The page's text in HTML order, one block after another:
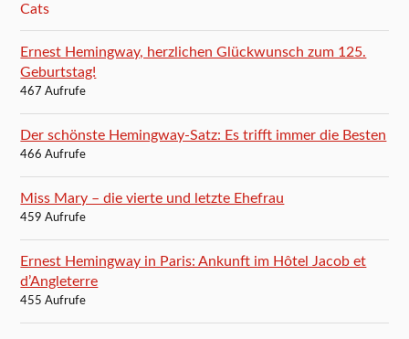
Ernest Hemingway, herzlichen Glückwunsch zum 125.
Geburtstag!
467 Aufrufe
Der schönste Hemingway-Satz: Es trifft immer die Besten
466 Aufrufe
Miss Mary – die vierte und letzte Ehefrau
459 Aufrufe
Ernest Hemingway in Paris: Ankunft im Hôtel Jacob et
d’Angleterre
455 Aufrufe